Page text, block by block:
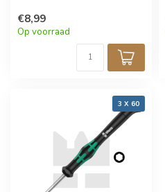
» Kwaliteit
Microschroevendraaier
€8,99
Op voorraad
3 X 60